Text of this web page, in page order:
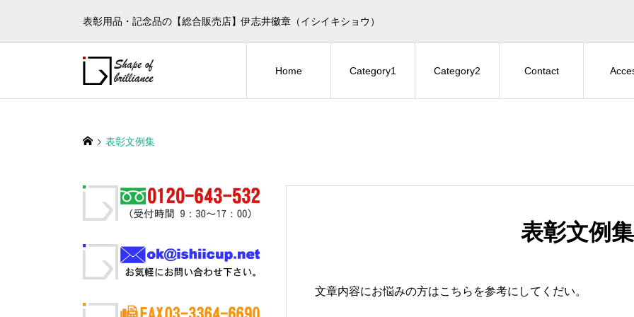
表彰用品・記念品の【総合販売店】伊志井徽章（イシイキショウ）
Home Category1 Category2 Contact
表彰文例集
表彰文例集
文章内容にお悩みの方はこちらを参考にしてくだい。